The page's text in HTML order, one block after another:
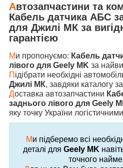
Автозапчастини та
Кабель датчика АБС
для Джилі МК за
гарантією
Ми пропонуємо: Кабель
лівого для Geely MK за
П ідібрати необхідні
Джилі МК, завдяки каталогу
Доставка автозапчастини
заднього лівого для Geely
яку точку України
Ми підберемо всі
деталі для Geely MK
точного